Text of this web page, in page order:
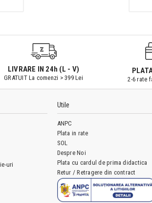
LIVRARE IN 24h (L - V)
GRATUIT La comenzi > 399 Lei 2-6 rate
uri
Utile
ANPC
Plata in rate
SOL
Despre Noi
Plata cu cardul de prima didactica
Retur / Retragere din contract